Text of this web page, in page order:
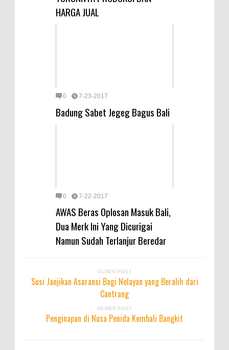
HARGA JUAL
0 7-23-2017
Badung Sabet Jegeg Bagus Bali
0 7-22-2017
AWAS Beras Oplosan Masuk Bali,
Dua Merk Ini Yang Dicurigai
Namun Sudah Terlanjur Beredar
OLDER POST
Susi Janjikan Asuransi Bagi Nelayan yang Beralih dari
Cantrang
NEWER POST
Penginapan di Nusa Penida Kembali Bangkit